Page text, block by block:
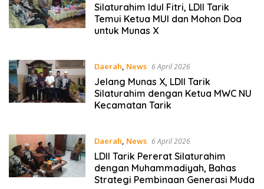
Silaturahim Idul Fitri, LDII Tarik
Temui Ketua MUI dan Mohon Doa
untuk Munas X
Daerah, News 6 April 2026
Jelang Munas X, LDII Tarik
Silaturahim dengan Ketua MWC NU
Kecamatan Tarik
Daerah, News 6 April 2026
LDII Tarik Pererat Silaturahim
dengan Muhammadiyah, Bahas
Strategi Pembinaan Generasi Muda